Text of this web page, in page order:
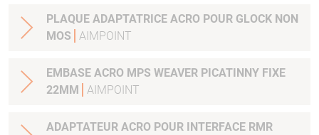
PLAQUE ADAPTATRICE ACRO POUR GLOCK NON
MOS
AIMPOINT
EMBASE ACRO MPS WEAVER PICATINNY FIXE
22MM
AIMPOINT
ADAPTATEUR ACRO POUR INTERFACE RMR